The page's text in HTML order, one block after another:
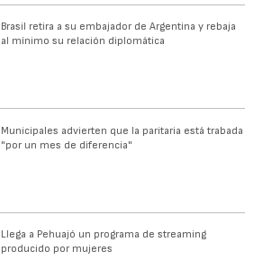
Brasil retira a su embajador de Argentina y rebaja
al mínimo su relación diplomática
Municipales advierten que la paritaria está trabada
"por un mes de diferencia"
Llega a Pehuajó un programa de streaming
producido por mujeres